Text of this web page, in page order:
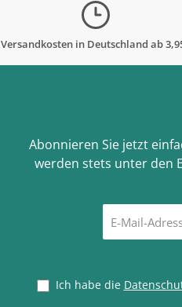
Versandkosten in Deutschland ab
Abonnieren Sie jetzt
werden stets unter den
Mail-
Adresse
Ich habe die